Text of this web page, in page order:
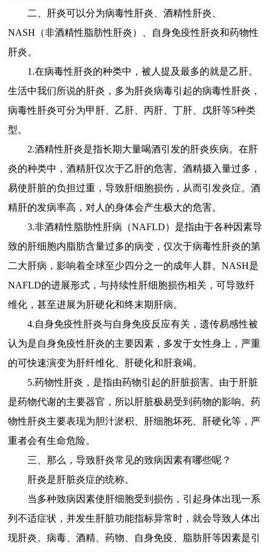
二、肝炎可以分为病毒性肝炎、酒精性肝炎、
NASH（非酒精性脂肪性肝炎）、自身免疫性肝炎和药物性
肝炎。
1.在病毒性肝炎的种类中，被人提及最多的就是乙肝。
生活中我们所说的肝炎，多为肝炎病毒引起的病毒性肝炎，
病毒性肝炎可分为甲肝、乙肝、丙肝、丁肝、戊肝等5种类
型。
2.酒精性肝炎是指长期大量喝酒引发的肝炎疾病。在肝
炎的种类中，酒精肝仅次于乙肝的危害。酒精摄入量过多，
易使肝脏的负担过重，导致肝细胞损伤，从而引发炎症。酒
精肝的发病率高，对人的身体会产生极大的危害。
3.非酒精性脂肪性肝病（NAFLD）是指由于各种因素导
致的肝细胞内脂肪含量过多的病变，仅次于病毒性肝炎的第
二大肝病，影响着全球至少四分之一的成年人群。NASH是
NAFLD的进展形式，与持续性肝细胞损伤相关，可导致纤
维化，甚至进展为肝硬化和终末期肝病。
4.自身免疫性肝炎与自身免疫反应有关，遗传易感性被
认为是自身免疫性肝炎的主要因素，多发于女性身上，严重
的可快速演变为肝纤维化、肝硬化和肝衰竭。
5.药物性肝炎，是指由药物引起的肝脏损害。由于肝脏
是药物代谢的主要器官，所以肝脏极易受到药物的影响。药
物性肝炎主要表现为胆汁淤积、肝细胞坏死、肝硬化等，严
重者会有生命危险。
三、那么，导致肝炎常见的致病因素有哪些呢？
肝炎是肝脏炎症的统称。
当多种致病因素使肝细胞受到损伤，引起身体出现一系
列不适症状，并发生肝脏功能指标异常时，就会导致人体出
现肝炎。病毒、酒精、药物、自身免疫、脂肪肝等因素是引